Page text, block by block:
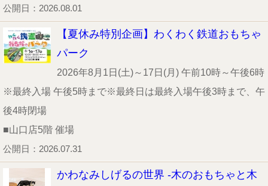
公開日：2026.08.01
【夏休み特別企画】わくわく鉄道おもちゃ
パーク
2026年8月1日(土)～17日(月) 午前10時～午後6時
※最終入場 午後5時まで※最終日は最終入場午後3時まで、午
後4時閉場
■山口店5階 催場
公開日：2026.07.31
かわなみしげるの世界 -木のおもちゃと木